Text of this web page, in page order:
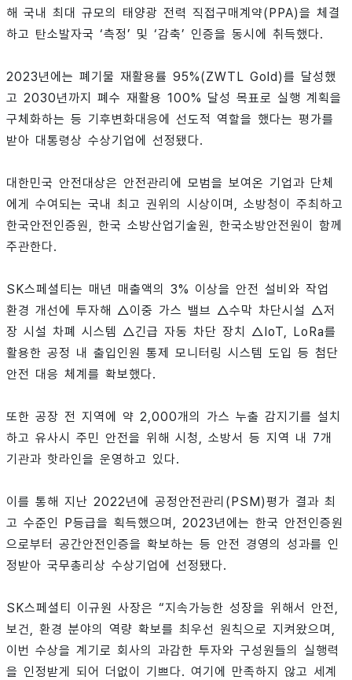
해 국내 최대 규모의 태양광 전력 직접구매계약(PPA)을 체결
하고 탄소발자국 ‘측정’ 및 ‘감축’ 인증을 동시에 취득했다.
2023년에는 폐기물 재활용률 95%(ZWTL Gold)를 달성했
고 2030년까지 폐수 재활용 100% 달성 목표로 실행 계획을
구체화하는 등 기후변화대응에 선도적 역할을 했다는 평가를
받아 대통령상 수상기업에 선정됐다.
대한민국 안전대상은 안전관리에 모범을 보여온 기업과 단체
에게 수여되는 국내 최고 권위의 시상이며, 소방청이 주최하고
한국안전인증원, 한국 소방산업기술원, 한국소방안전원이 함께
주관한다.
SK스페셜티는 매년 매출액의 3% 이상을 안전 설비와 작업
환경 개선에 투자해 △이중 가스 밸브 △수막 차단시설 △저
장 시설 차폐 시스템 △긴급 자동 차단 장치 △IoT, LoRa를
활용한 공정 내 출입인원 통제 모니터링 시스템 도입 등 첨단
안전 대응 체계를 확보했다.
또한 공장 전 지역에 약 2,000개의 가스 누출 감지기를 설치
하고 유사시 주민 안전을 위해 시청, 소방서 등 지역 내 7개
기관과 핫라인을 운영하고 있다.
이를 통해 지난 2022년에 공정안전관리(PSM)평가 결과 최
고 수준인 P등급을 획득했으며, 2023년에는 한국 안전인증원
으로부터 공간안전인증을 확보하는 등 안전 경영의 성과를 인
정받아 국무총리상 수상기업에 선정됐다.
SK스페셜티 이규원 사장은 “지속가능한 성장을 위해서 안전,
보건, 환경 분야의 역량 확보를 최우선 원칙으로 지켜왔으며,
이번 수상을 계기로 회사의 과감한 투자와 구성원들의 실행력
을 인정받게 되어 더없이 기쁘다. 여기에 만족하지 않고 세계